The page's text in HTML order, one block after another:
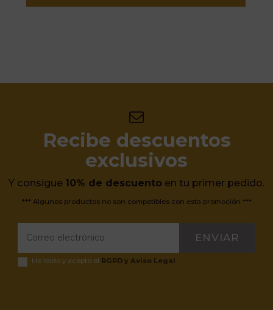
Recibe descuentos
exclusivos
Y consigue 10% de descuento en tu primer pedido.
*** Algunos productos no son compatibles con esta promoción ***
ENVIAR
He leído y acepto el RGPD y Aviso Legal.